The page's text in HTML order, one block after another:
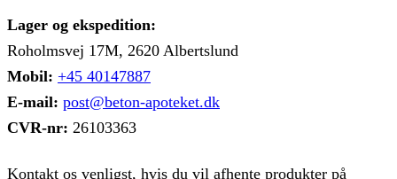
Mulighederne
vælges
på
varesiden
Lager og ekspedition:
Roholmsvej 17M, 2620 Albertslund
Mobil: +45 40147887
E-mail: post@beton-apoteket.dk
CVR-nr: 26103363
Kontakt os venligst, hvis du vil afhente produkter på